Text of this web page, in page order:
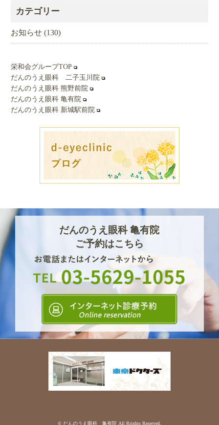
ブ
カテゴリー
お知らせ (130)
栄和会グループTOP
だんのうえ眼科 二子玉川院
だんのうえ眼科 熊野前院
だんのうえ眼科 亀有院
だんのうえ眼科 新城駅前院
だんのうえ眼科 亀有院
ご予約はこちら
© だんのうえ眼科 亀有院 All Rrights Reserved.